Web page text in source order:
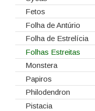
Telas/Tecidos
Vidros
Dalias
Dendrobium
Eremurus
Fresias
Gerberas
Girassol
Gladiolus
Hydrangeas
Craspédia
Cynara
Delphinium Centurion
Eryngium
Eucharis Grandiflora
Flor do Algodão
Forsythia
Gentiana
Fetos
Folha de Antúrio
Folha de Estrelícia
Folhas Estreitas
Monstera
Papiros
Philodendron
Pistacia